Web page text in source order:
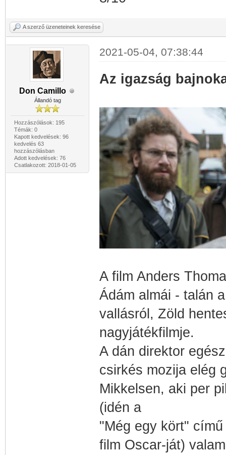
A szerző üzeneteinek keresése
Don Camillo
Állandó tag
Hozzászólások: 195
Témák: 0
Kapott kedvelések: 96
kedvelés 63
hozzászólásban
Adott kedvelések: 76
Csatlakozott: 2018-01-05
2021-05-04, 07:38:44
Az igazság
A film Anders
Ádám almái - talán
vallásról, Zöld
nagyjátékfilmje.
A dán direktor
csirkés mozija elég
Mikkelsen, aki per
(idén a
"Még egy kört"
film Oscar-ját)